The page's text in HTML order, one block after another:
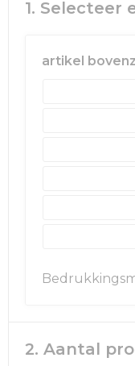
Trolleys
Reistassensets
1. Selecteer
artikel
2. Aantal